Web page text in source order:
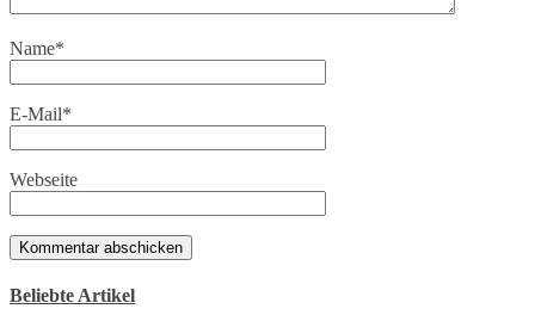
Name*
E-Mail*
Webseite
Beliebte Artikel